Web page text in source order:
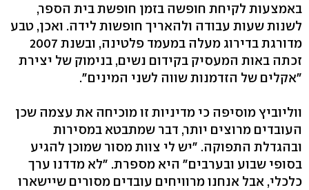
באמצעות לקיחת חופשה בזמן חופשת בית הספר,
לשנות שעות עבודה ולהאריך חופשות לידה. ואכן, טבע
מדורגת בדירוג מעלה במעמד פלטינה, ובשנת 2007
זכתה באות המעסיק בקידום נשים, בנימוק של יצירת
"אקלים של הזדמנות שווה לשני המינים".
ווליוביץ מוסיפה כי מדיניות זו מוכיחה את עצמה שכן
העובדים מרוצים יותר, דבר שמתבטא במסירות
ובהגדלת התפוקה. "יש לי צוות מסור שמוכן להגיע
בסופי שבוע ובערבים" היא מספרת. "לא מדדנו ערך
כלכלי, אבל אנחנו מרוויחים עובדים מסורים שיישארו